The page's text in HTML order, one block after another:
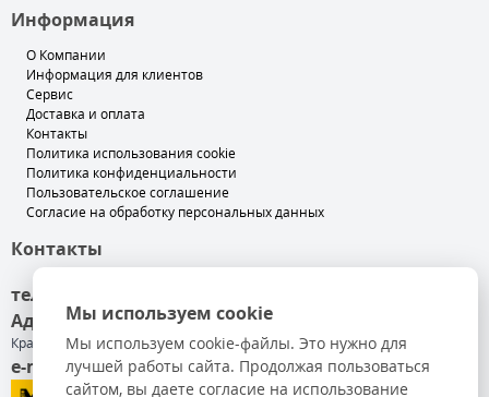
Информация
О Компании
Информация для клиентов
Сервис
Доставка и оплата
Контакты
Политика использования cookie
Политика конфиденциальности
Пользовательское соглашение
Согласие на обработку персональных данных
Контакты
тел. +7 (499) 501-89-00
Адрес
: 140050, Московская обл, Люберецкий р-н,
Красково п, Карла Маркса ул, дом № 117
e-mail : info@master-russia.ru
Мы используем cookie
Мы используем cookie-файлы. Это нужно для
лучшей работы сайта. Продолжая пользоваться
сайтом, вы даете согласие на использование